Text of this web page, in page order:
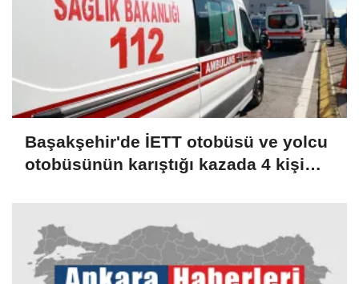
Başakşehir'de İETT otobüsü ve yolcu
otobüsünün karıştığı kazada 4 kişi